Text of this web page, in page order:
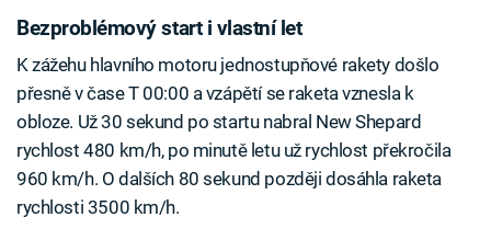
Bezproblémový start i vlastní let
K zážehu hlavního motoru jednostupňové rakety došlo
přesně v čase T 00:00 a vzápětí se raketa vznesla k
obloze. Už 30 sekund po startu nabral New Shepard
rychlost 480 km/h, po minutě letu už rychlost překročila
960 km/h. O dalších 80 sekund později dosáhla raketa
rychlosti 3500 km/h.